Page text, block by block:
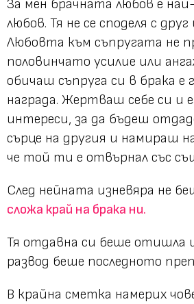
За мен брачната любов е
любов. Тя не се споделя с
Любовта към съпругата не
половинчато усилие или
обичаш съпруга си в брака е
награда. Жертваш себе си и
интереси, за да бъдеш
сърце на другия и намираш
че той ти е отвърнал със
След нейната изневяра не
сложа край на брака ни.
Тя отдавна си беше отишла
развод беше последното
В крайна сметка намерих